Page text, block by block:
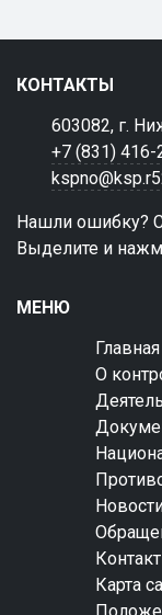
КОНТАКТЫ
603082, г.
+7 (831) 416-
Нашли ошибку?
Выделите и
МЕНЮ
Главная
О
Карта